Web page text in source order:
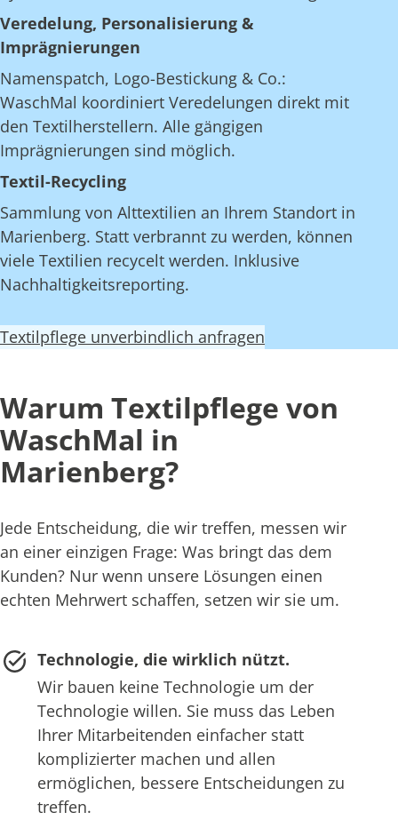
Veredelung, Personalisierung &
Imprägnierungen
Namenspatch, Logo-Bestickung & Co.:
WaschMal koordiniert Veredelungen direkt mit
den Textilherstellern. Alle gängigen
Imprägnierungen sind möglich.
Textil-Recycling
Sammlung von Alttextilien an Ihrem Standort in
Marienberg. Statt verbrannt zu werden, können
viele Textilien recycelt werden. Inklusive
Nachhaltigkeitsreporting.
Textilpflege unverbindlich anfragen
Warum Textilpflege von
WaschMal in
Marienberg?
Jede Entscheidung, die wir treffen, messen wir
an einer einzigen Frage: Was bringt das dem
Kunden? Nur wenn unsere Lösungen einen
echten Mehrwert schaffen, setzen wir sie um.
Technologie, die wirklich nützt.
Wir bauen keine Technologie um der
Technologie willen. Sie muss das Leben
Ihrer Mitarbeitenden einfacher statt
komplizierter machen und allen
ermöglichen, bessere Entscheidungen zu
treffen.